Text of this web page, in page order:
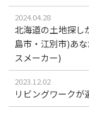
2024.04.28
北海道の土地探し
島市・江別市)あ
スメーカー)
2023.12.02
リビングワークが